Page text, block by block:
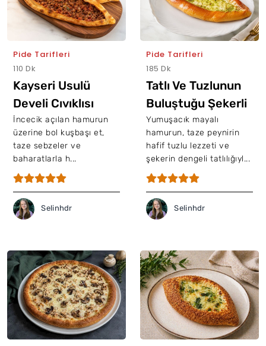
Pide Tarifleri
110 Dk
Kayseri Usulü
Develi Cıvıklısı
Tarifi
İncecik açılan hamurun
üzerine bol kuşbaşı et,
taze sebzeler ve
baharatlarla h...
Selinhdr
Pide Tarifleri
185 Dk
Tatlı Ve Tuzlunun
Buluştuğu Şekerli
Pide Tarifi
Yumuşacık mayalı
hamurun, taze peynirin
hafif tuzlu lezzeti ve
şekerin dengeli tatlılığıyl...
Selinhdr